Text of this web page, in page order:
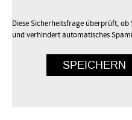
Diese Sicherheitsfrage überprüft,
und verhindert automatisches